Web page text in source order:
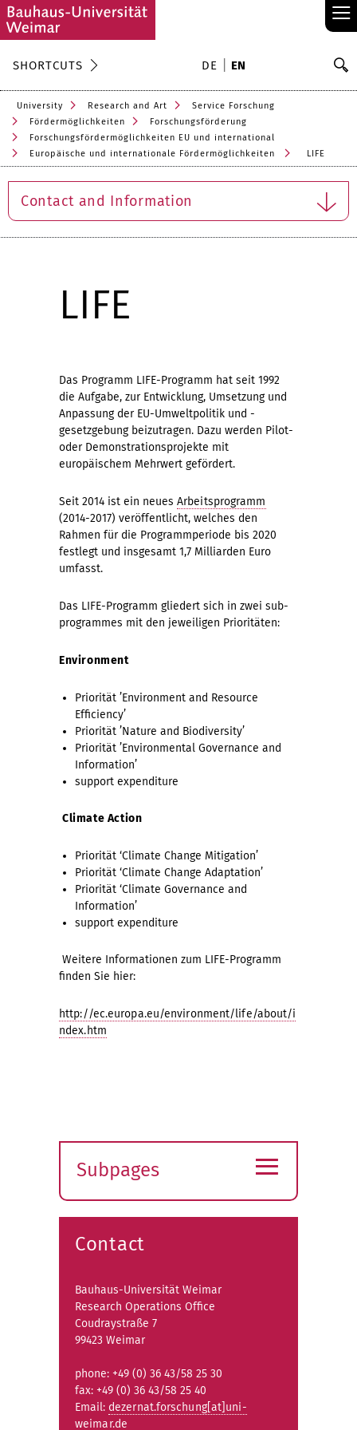
≡
SHORTCUTS DE EN
University Research and Art
Service Forschung
Fördermöglichkeiten
Forschungsförderung
Forschungsfördermöglichkeiten EU und international
Europäische und internationale Fördermöglichkeiten
LIFE
Contact and Information
LIFE
Das Programm LIFE-Programm hat seit 1992
die Aufgabe, zur Entwicklung, Umsetzung und
Anpassung der EU-Umweltpolitik und -
gesetzgebung beizutragen. Dazu werden Pilot-
oder Demonstrationsprojekte mit
europäischem Mehrwert gefördert.
Seit 2014 ist ein neues Arbeitsprogramm
(2014-2017) veröffentlicht, welches den
Rahmen für die Programmperiode bis 2020
festlegt und insgesamt 1,7 Milliarden Euro
umfasst.
Das LIFE-Programm gliedert sich in zwei sub-
programmes mit den jeweiligen Prioritäten:
Environment
Priorität ’Environment and Resource
Efficiency’
Priorität ’Nature and Biodiversity’
Priorität ’Environmental Governance and
Information’
support expenditure
Climate Action
Priorität ‘Climate Change Mitigation’
Priorität ‘Climate Change Adaptation’
Priorität ‘Climate Governance and
Information’
support expenditure
Weitere Informationen zum LIFE-Programm
finden Sie hier:
http://ec.europa.eu/environment/life/about/i
ndex.htm
Subpages
submenu
≡
Contact
Bauhaus-Universität Weimar
Research Operations Office
Coudraystraße 7
99423 Weimar
phone: +49 (0) 36 43/58 25 30
fax: +49 (0) 36 43/58 25 40
Email: dezernat.forschung[at]uni-
weimar.de